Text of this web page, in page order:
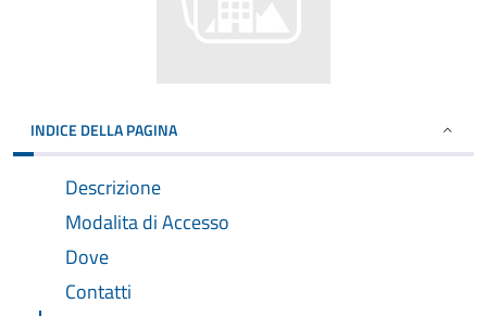
INDICE DELLA PAGINA
Descrizione
Modalita di Accesso
Dove
Contatti